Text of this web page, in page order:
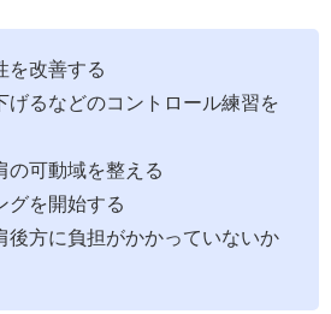
を改善する
げるなどのコントロール練習を
の可動域を整える
グを開始する
後方に負担がかかっていないか